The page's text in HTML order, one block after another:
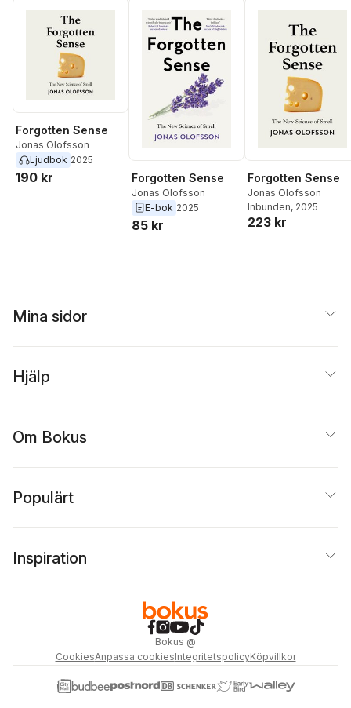
Jonas Olofsson
Rising,Gabriel
Sara Strandberg
Katarina
Wadstein MacLeod
Karl Wennberg
Marie
Wiberg
Forgotten Sense
Jonas Olofsson
Ljudbok 2025
190 kr Forgotten Sense
Jonas Olofsson
E-bok 2025
85 kr
Forgotten Sense
Jonas Olofsson
Inbunden, 2025
223 kr
Mina sidor
Hjälp
Om Bokus
Populärt
Inspiration
Bokus @
CookiesAnpassa cookiesIntegritetspolicyKöpvillkor